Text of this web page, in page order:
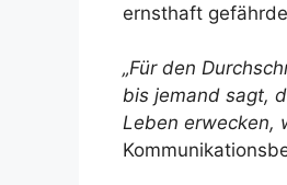
ernsthaft
„Für den
bis jemand sagt,
Leben erwecken,